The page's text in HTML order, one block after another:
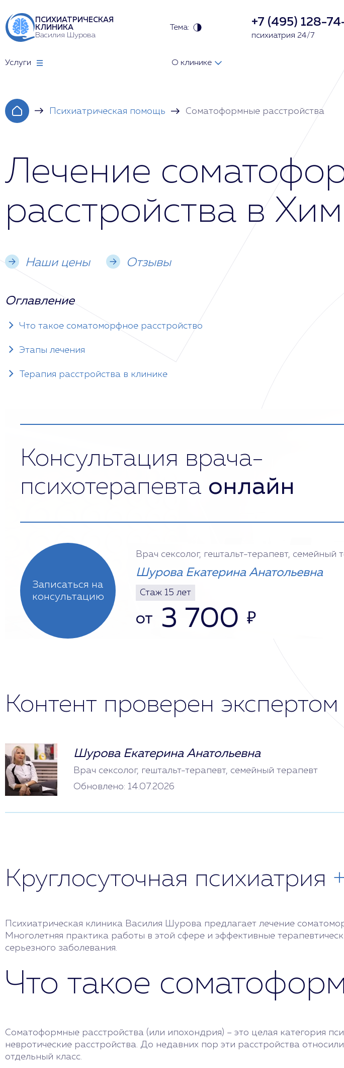
ПСИХИАТРИЧЕСКАЯ
КЛИНИКА
Василия Шурова
Тема: +7 (495) 128-
психиатрия 24/7
Услуги О клинике
Психиатрическая помощь Соматоформные расстройства
Лечение
расстройства в
Наши цены Отзывы
Оглавление
Что такое соматоморфное расстройство
Этапы лечения
Терапия расстройства в клинике
Консультация врача-
психотерапевта онлайн
Записаться на
консультацию
Врач сексолог, гештальт-терапевт, семейный
Шурова Екатерина Анатольевна
Стаж 15 лет
от 3 700 ₽
Контент проверен экспертом
Шурова Екатерина Анатольевна
Врач сексолог, гештальт-терапевт, семейный терапевт
Обновлено: 14.07.2026
Круглосуточная психиатрия
Психиатрическая клиника Василия Шурова предлагает лечение
Многолетняя практика работы в этой сфере и эффективные
серьезного заболевания.
Что такое
Соматоформные расстройства (или ипохондрия) – это целая категория
невротические расстройства. До недавних пор эти расстройства
отдельный класс.